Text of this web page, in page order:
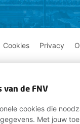
Cookies Privacy
van de FNV
cookies die
Met jouw